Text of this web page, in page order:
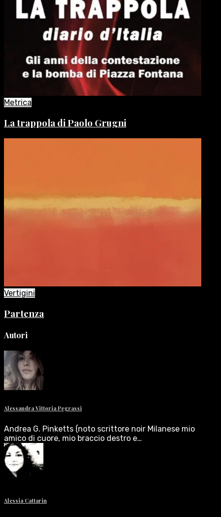
Metrica
La trappola di Paolo Grugni
Vertigini
Partenza
Autori
Alessandra Vittoria Pegrassi
Andrea G. Pinketts (noto scrittore noir Milanese mio
amico di cuore, mio braccio destro e…
Alessia Cattarin